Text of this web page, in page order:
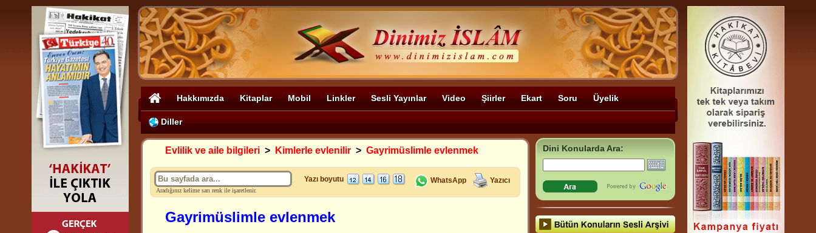
Hakkımızda Kitaplar Mobil Linkler Sesli Yayınlar Video Şiirler Ekart Soru Üyelik
Diller
Evlilik ve aile bilgileri > Kimlerle evlenilir > Gayrimüslimle evlenmek
Aradığınız kelime sarı renk ile işaretlenir.
Yazı boyutu WhatsApp Yazıcı
Gayrimüslimle evlenmek
Dini Konularda Ara: